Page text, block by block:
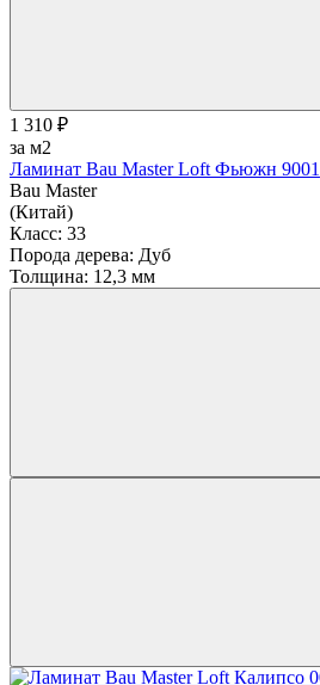
1 310 ₽
за м2
Ламинат Bau Master Loft Фьюжн 9001
Bau Master
(Китай)
Класс: 33
Порода дерева: Дуб
Толщина: 12,3 мм